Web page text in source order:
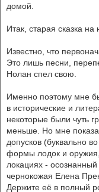
домой.
Итак, старая сказка на
Известно, что
Это лишь песни,
Нолан спел свою.
Именно поэтому мне
в исторические и
некоторые были чуть
меньше. Но мне
допусков (буквально
формы лодок и
локациях -
чернокожая Елена
Держите её в полный